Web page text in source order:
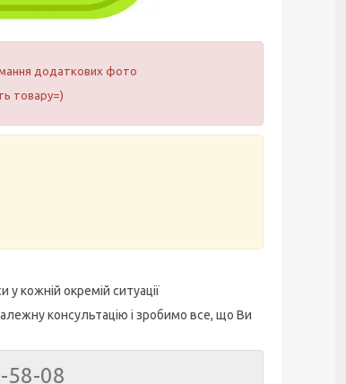
додаткових фото
товару=)
кожній окремій ситуації
консультацію і зробимо все, що Ви
58-08